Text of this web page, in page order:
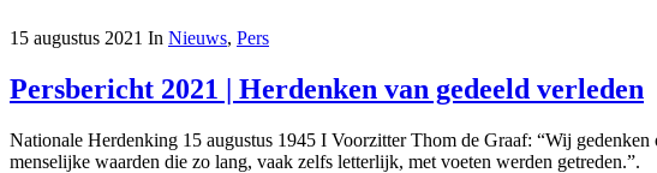
15 augustus 2021 In Nieuws, Pers
Persbericht 2021 | Herdenken van gedeeld verleden
Nationale Herdenking 15 augustus 1945 I Voorzitter Thom de Graaf: “Wij
menselijke waarden die zo lang, vaak zelfs letterlijk, met voeten werden getreden.”.